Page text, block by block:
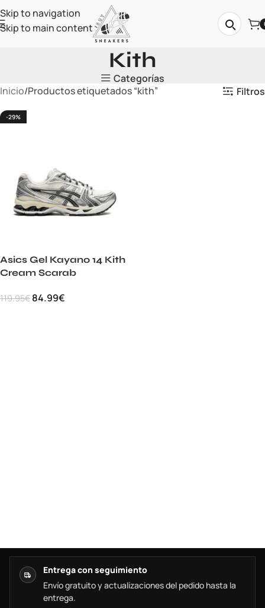
Skip to navigation
Skip to main content
Kith
Categorías
Inicio Productos etiquetados “kith” Filtros
-29%
Asics Gel Kayano 14 Kith
Cream Scarab
119.95€ 84.99€
Entrega con seguimiento
Envío gratuito y actualizaciones del pedido hasta la
entrega.